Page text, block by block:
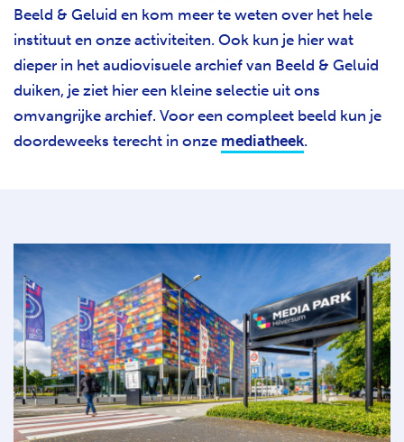
Beeld & Geluid en kom meer te weten over het hele
instituut en onze activiteiten. Ook kun je hier wat
dieper in het audiovisuele archief van Beeld & Geluid
duiken, je ziet hier een kleine selectie uit ons
omvangrijke archief. Voor een compleet beeld kun je
doordeweeks terecht in onze mediatheek.